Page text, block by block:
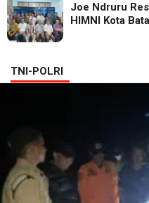
Joe Ndruru
HIMNI Kota
TNI-POLRI